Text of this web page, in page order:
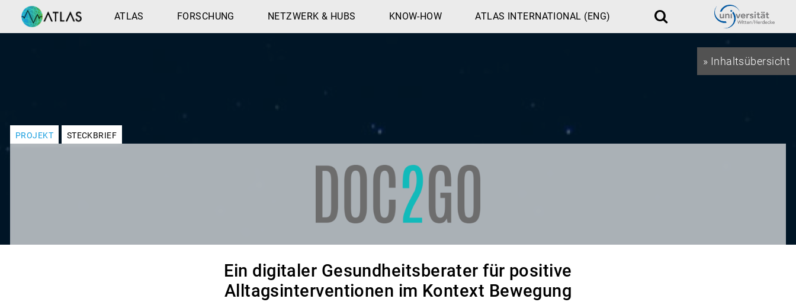
» Inhaltsübersicht
ATLAS FORSCHUNG NETZWERK & HUBS KNOW-HOW ATLAS INTERNATIONAL (ENG)
Suche
PROJEKT STECKBRIEF
Ein digitaler Gesundheitsberater für positive
Alltagsinterventionen im Kontext Bewegung